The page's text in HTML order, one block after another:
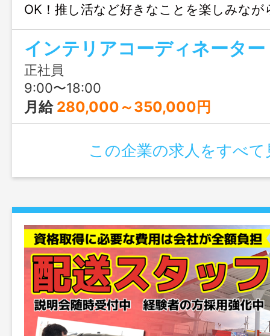
OK！推し活など好きなことを楽しみな
きます♪結婚や出産のタイミングでも安心
も充実！人生設計が変わっても安定して
リアチェンジしてみませんか？職場見学
ます！
インテリアコーディネーター
正社員
9:00〜18:00
月給 280,000～350,000円
この企業の求人をすべて